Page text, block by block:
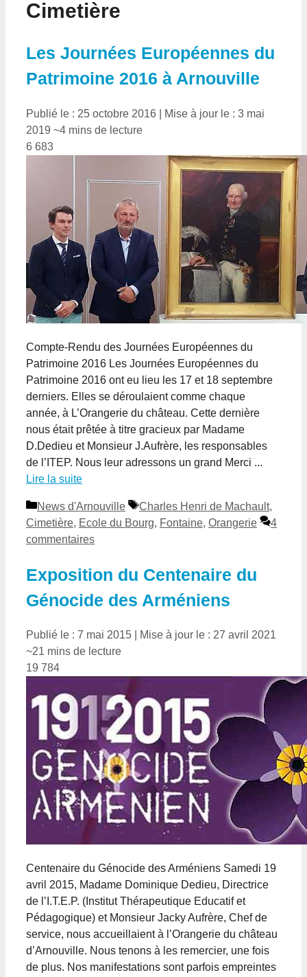
Cimetière
Les Journées Européennes du
Patrimoine 2016 à Arnouville
Publié le : 25 octobre 2016
Mise à jour le : 3 mai
2019 ~4 mins de lecture
6 683
Compte-Rendu des Journées Européennes du
Patrimoine 2016 Les Journées Européennes du
Patrimoine 2016 ont eu lieu les 17 et 18 septembre
derniers. Elles se déroulaient comme chaque
année, à L’Orangerie du château. Cette dernière
nous était prêtée à titre gracieux par Madame
D.Dedieu et Monsieur J.Aufrère, les responsables
de l’ITEP. Nous leur adressons un grand Merci ...
Lire la suite
Catégories
News d'Arnouville Étiquettes
Charles Henri de Machault,
Cimetière, Ecole du Bourg, Fontaine, Orangerie
4
commentaires
Exposition du Centenaire du
Génocide des Arméniens
Publié le : 7 mai 2015
Mise à jour le : 27 avril 2021
~21 mins de lecture
19 784
Centenaire du Génocide des Arméniens Samedi 19
avril 2015, Madame Dominique Dedieu, Directrice
de l’I.T.E.P. (Institut Thérapeutique Educatif et
Pédagogique) et Monsieur Jacky Aufrère, Chef de
service, nous accueillaient à l’Orangerie du château
d’Arnouville. Nous tenons à les remercier, une fois
de plus. Nos manifestations sont parfois empreintes